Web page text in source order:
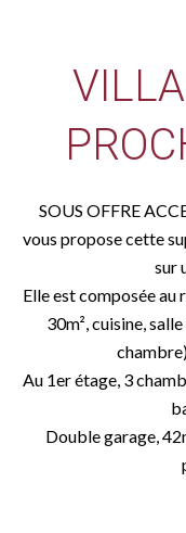
SOUS OFFRE
vous propose cette
sur
Elle est composée au
30m², cuisine,
Au 1er étage, 3
Double garage,